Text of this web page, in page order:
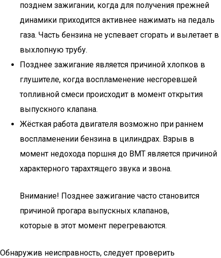
позднем зажигании, когда для получения прежней
динамики приходится активнее нажимать на педаль
газа. Часть бензина не успевает сгорать и вылетает в
выхлопную трубу.
Позднее зажигание является причиной хлопков в
глушителе, когда воспламенение несгоревшей
топливной смеси происходит в момент открытия
выпускного клапана.
Жёсткая работа двигателя возможно при раннем
воспламенении бензина в цилиндрах. Взрыв в
момент недохода поршня до ВМТ является причиной
характерного тарахтящего звука и звона.
Внимание! Позднее зажигание часто становится
причиной прогара выпускных клапанов,
которые в этот момент перегреваются.
Обнаружив неисправность, следует проверить